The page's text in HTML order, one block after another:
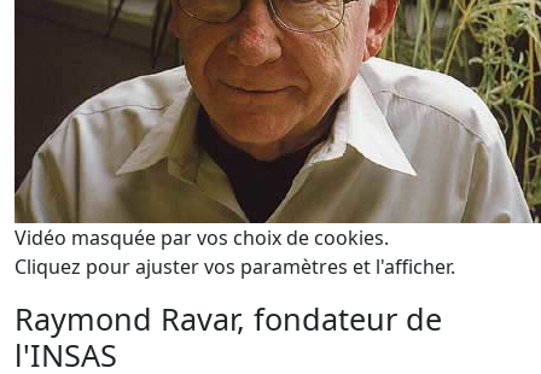
Vidéo masquée par vos choix de cookies.
Cliquez pour ajuster vos paramètres et l'afficher.
Raymond Ravar, fondateur de
l'INSAS